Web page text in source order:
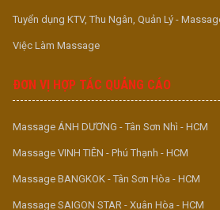
Tuyển dụng KTV, Thu Ngân, Quản Lý -
Việc Làm Massage
ĐƠN VỊ HỢP TÁC QUẢNG CÁO
Massage ÁNH DƯƠNG - Tân Sơn Nhì - HCM
Massage VINH TIÊN - Phú Thạnh - HCM
Massage BANGKOK - Tân Sơn Hòa - HCM
Massage SAIGON STAR - Xuân Hòa - HCM